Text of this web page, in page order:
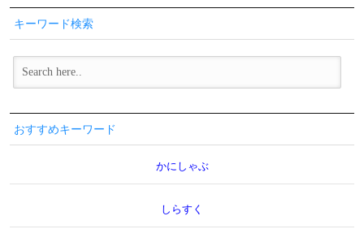
キーワード検索
おすすめキーワード
かにしゃぶ
しらすく